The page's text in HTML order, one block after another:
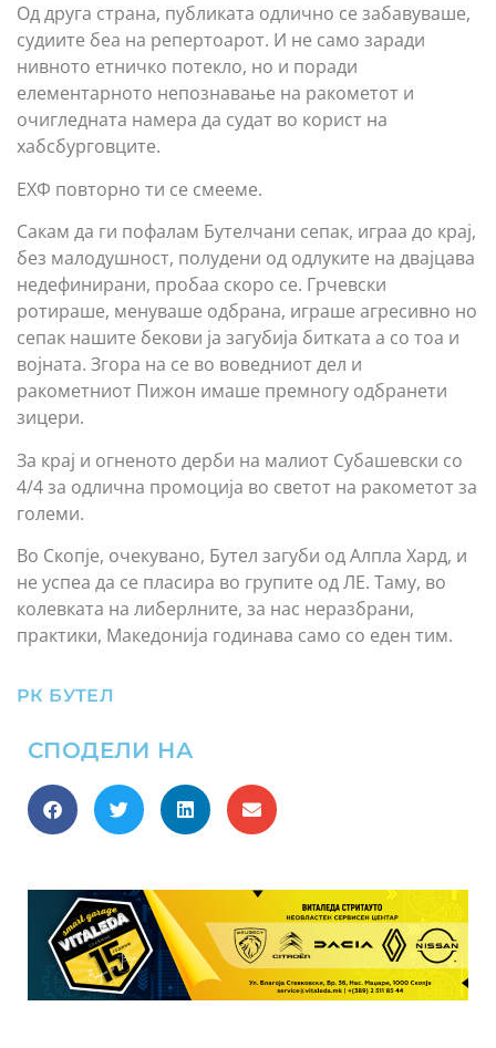
Од друга страна, публиката одлично се забавуваше,
судиите беа на репертоарот. И не само заради
нивнoто етничко потекло, но и поради
елементарното непознавање на ракометот и
очигледната намера да судат во корист на
хабсбурговците.
ЕХФ повторно ти се смееме.
Сакам да ги пофалам Бутелчани сепак, играа до крај,
без малодушност, полудени од одлуките на двајцава
недефинирани, пробаа скоро се. Грчевски
ротираше, менуваше одбрана, играше агресивно но
сепак нашите бекови ја загубија битката а со тоа и
војната. Згора на се во воведниот дел и
ракометниот Пижон имаше премногу одбранети
зицери.
За крај и огненото дерби на малиот Субашевски со
4/4 за одлична промоција во светот на ракометот за
големи.
Во Скопје, очекувано, Бутел загуби од Алпла Хард, и
не успеа да се пласира во групите од ЛЕ. Таму, во
колевката на либерлните, за нас неразбрани,
практики, Македонија годинава само со еден тим.
РК БУТЕЛ
СПОДЕЛИ НА